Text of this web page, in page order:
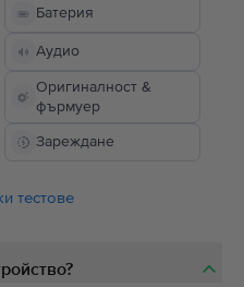
Батерия
Аудио
Оригиналност &
фърмуер
Зареждане
тестове